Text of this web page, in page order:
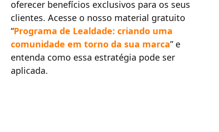
oferecer benefícios exclusivos para os seus
clientes. Acesse o nosso material gratuito
“Programa de Lealdade: criando uma
comunidade em torno da sua marca” e
entenda como essa estratégia pode ser
aplicada.